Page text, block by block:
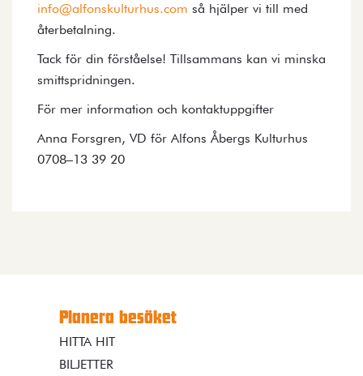
info@alfonskulturhus.com så hjälper vi till med
återbetalning.
Tack för din förståelse! Tillsammans kan vi minska
smittspridningen.
För mer information och kontaktuppgifter
Anna Forsgren, VD för Alfons Åbergs Kulturhus
0708–13 39 20
Planera besöket
HITTA HIT
BILJETTER